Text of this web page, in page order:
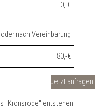
0,-€
nach Vereinbarung
80,-€
Jetzt anfragen!
"Kronsrode" entstehen